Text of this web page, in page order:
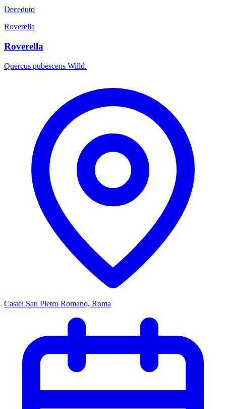
Deceduto
Roverella
Roverella
Quercus pubescens Willd.
Castel San Pietro Romano, Roma